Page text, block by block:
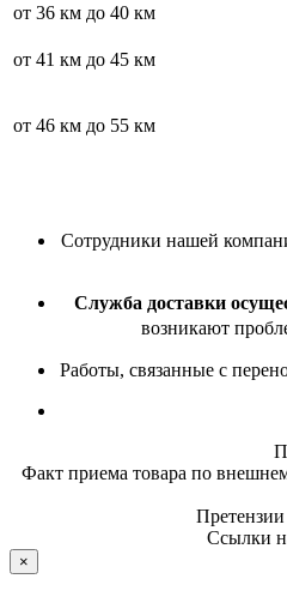
от 36 км до 40 км
от 41 км до 45 км
от 46 км до 55 км
Сотрудники нашей
Служба доставки
возникают
Работы, связанные с
Факт приема товара по
Ссылки
×